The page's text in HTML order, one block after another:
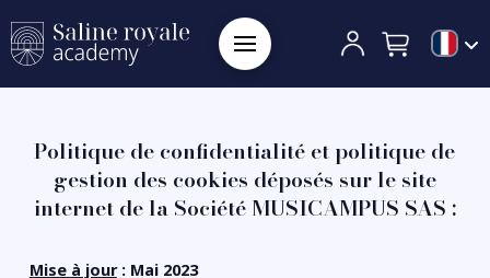
Politique de confidentialité et politique de
gestion des cookies déposés sur le site
internet de la Société MUSICAMPUS SAS :
Mise à jour: Mai 2023